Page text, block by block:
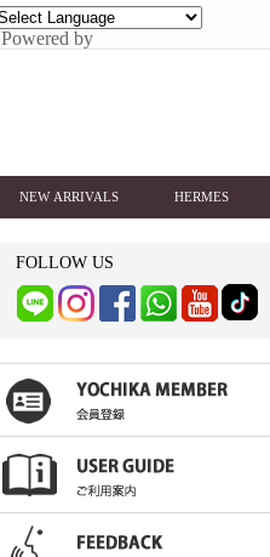
Powered by
NEW ARRIVALS HERMES
FOLLOW US